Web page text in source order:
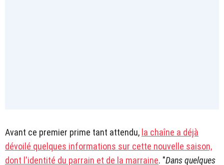
Avant ce premier prime tant attendu, la chaîne a déjà
dévoilé quelques informations sur cette nouvelle saison,
dont l'identité du parrain et de la marraine. "Dans quelques